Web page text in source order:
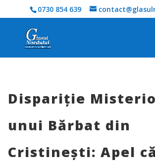
0730 854 639
Dispariție
unui Bărbat din
Cristinești: Apel